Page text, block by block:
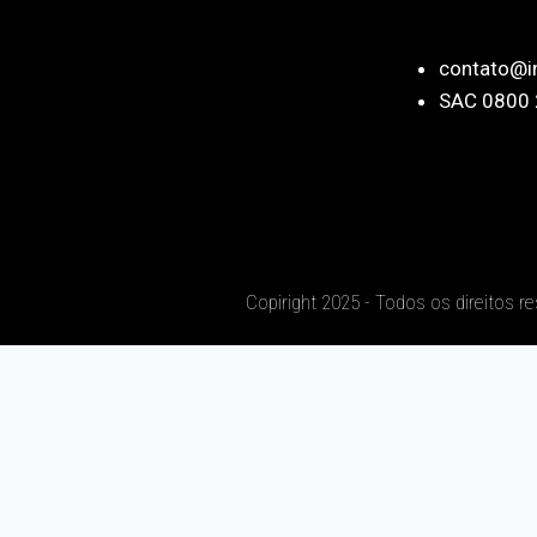
SAC
Copiright 2025 - Todos os direitos